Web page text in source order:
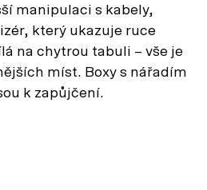
manipulaci s kabely,
který ukazuje ruce
na chytrou tabuli – vše je
míst. Boxy s nářadím
k zapůjčení.